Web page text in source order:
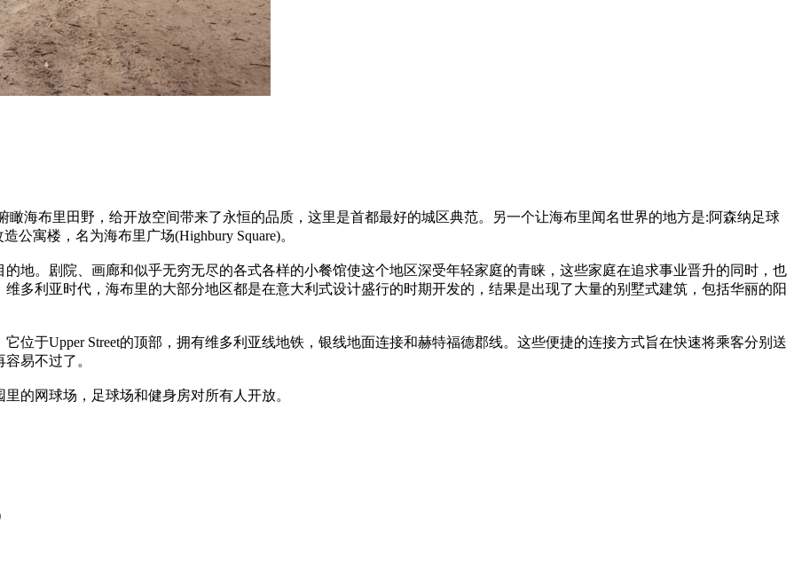
海布里田野，给开放空间带来了永恒的品质，这里是首都最好的城区典范。另一个让海布里闻名世界的地方是:阿森纳足球
公寓楼，名为海布里广场(Highbury Square)。
地。剧院、画廊和似乎无穷无尽的各式各样的小餐馆使这个地区深受年轻家庭的青睐，这些家庭在追求事业晋升的同时，也
多利亚时代，海布里的大部分地区都是在意大利式设计盛行的时期开发的，结果是出现了大量的别墅式建筑，包括华丽的阳
位于Upper Street的顶部，拥有维多利亚线地铁，银线地面连接和赫特福德郡线。这些便捷的连接方式旨在快速将乘客分别送
易不过了。
的网球场，足球场和健身房对所有人开放。